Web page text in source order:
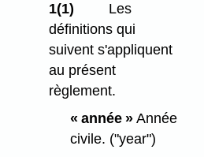
1(1)
Les
définitions qui
suivent s'appliquent
au présent
règlement.
« année »Année
civile. ("year")